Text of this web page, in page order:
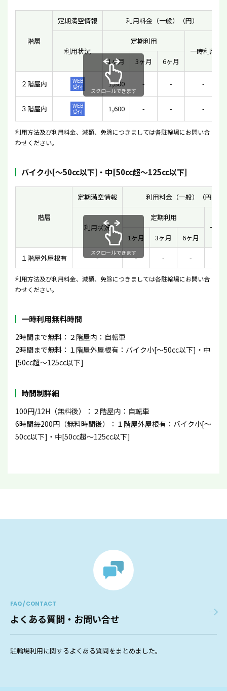
階層
定期満空情報 利用料金（一般）（円）
利用状況
定期利用
一時利用
1ヶ月
3ヶ月 6ヶ月
２階屋内
WEB
受付
1,800 - - -
３階屋内
WEB
受付
1,600 - - -
スクロールできます
利用方法及び利用料金、減額、免除につきましては各駐輪場にお問い合
わせください。
バイク小[〜50cc以下]・中[50cc超〜125cc以下]
階層
定期満空情報 利用料金（一般）（円）
利用状況
定期利用
一時
1ヶ月
3ヶ月 6ヶ月
１階屋外屋根有 - - - -
スクロールできます
利用方法及び利用料金、減額、免除につきましては各駐輪場にお問い合
わせください。
一時利用無料時間
2時間まで無料：２階屋内：自転車
2時間まで無料：１階屋外屋根有：バイク小[〜50cc以下]・中
[50cc超〜125cc以下]
時間制詳細
100円/12H（無料後）：２階屋内：自転車
6時間毎200円（無料時間後）：１階屋外屋根有：バイク小[〜
50cc以下]・中[50cc超〜125cc以下]
FAQ / CONTACT
よくある質問・お問い合せ
駐輪場利用に関するよくある質問をまとめました。